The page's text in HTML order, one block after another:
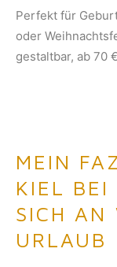
Perfekt für
oder
gestaltbar, ab 70
MEIN
KIEL BEI
SICH AN
URLAUB